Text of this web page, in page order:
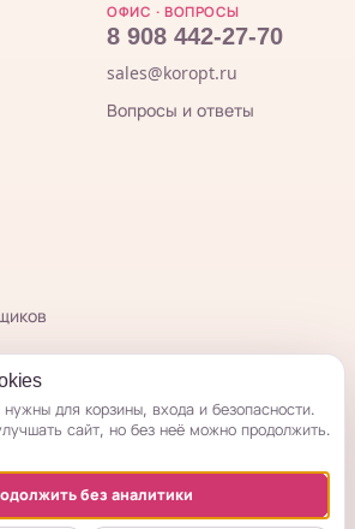
ОФИС · ВОПРОСЫ
8 908 442-27-70
sales@koropt.ru
Вопросы и ответы
и китайские товары из Владивостока.
для корзины, входа и безопасности.
сайт, но без неё можно продолжить.
без аналитики